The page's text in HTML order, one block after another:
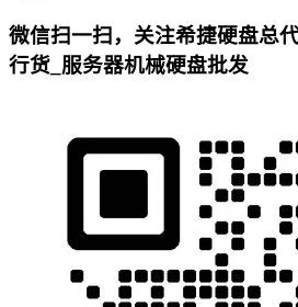
微信扫一扫，关注希捷硬盘总
行货_服务器机械硬盘批发